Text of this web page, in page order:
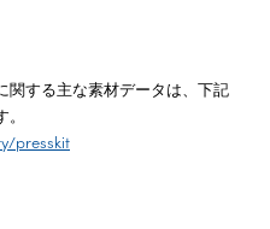
関する主な素材データは、下記
presskit